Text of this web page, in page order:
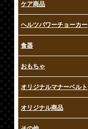
ケア商品
ヘルツパワーチョーカー
食器
おもちゃ
オリジナルマナーベルト
オリジナル商品